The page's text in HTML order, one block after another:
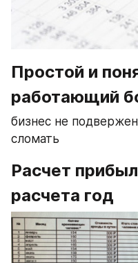
Простой и
работающий
бизнес не
сломать
Расчет
расчета год